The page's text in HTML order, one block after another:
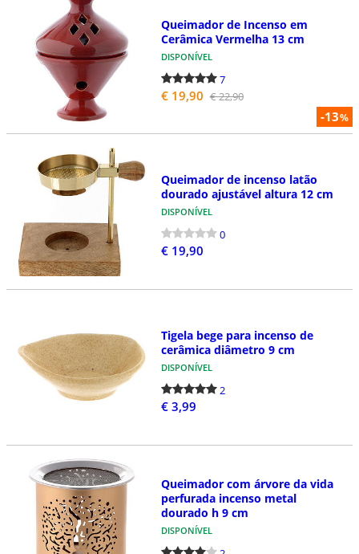
-13%
Queimador de Incenso em
Cerâmica Vermelha 13 cm
DISPONÍVEL
7
€ 19,90 € 22,90
Queimador de incenso latão
dourado ajustável altura 12 cm
DISPONÍVEL
0
€ 19,90
Tigela bege para incenso de
cerâmica diâmetro 9 cm
DISPONÍVEL
2
€ 3,99
Queimador com árvore da vida
perfurada incenso metal
dourado h 9 cm
DISPONÍVEL